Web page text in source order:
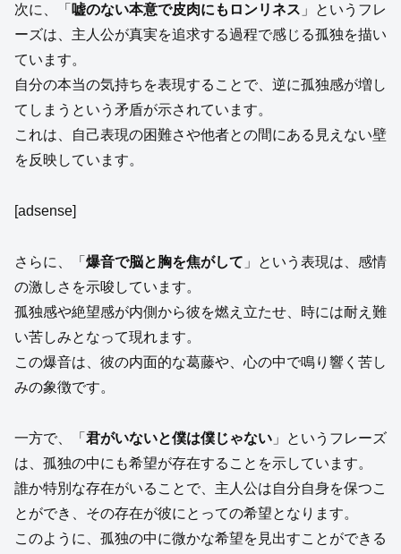
次に、「 嘘のない本意で皮肉にもロンリネス 」というフレ
ーズは、主人公が真実を追求する過程で感じる孤独を描い
ています。
自分の本当の気持ちを表現することで、逆に孤独感が増し
てしまうという矛盾が示されています。
これは、自己表現の困難さや他者との間にある見えない壁
を反映しています。
[adsense]
さらに、「 爆音で脳と胸を焦がして 」という表現は、感情
の激しさを示唆しています。
孤独感や絶望感が内側から彼を燃え立たせ、時には耐え難
い苦しみとなって現れます。
この爆音は、彼の内面的な葛藤や、心の中で鳴り響く苦し
みの象徴です。
一方で、「 君がいないと僕は僕じゃない 」というフレーズ
は、孤独の中にも希望が存在することを示しています。
誰か特別な存在がいることで、主人公は自分自身を保つこ
とができ、その存在が彼にとっての希望となります。
このように、孤独の中に微かな希望を見出すことができる